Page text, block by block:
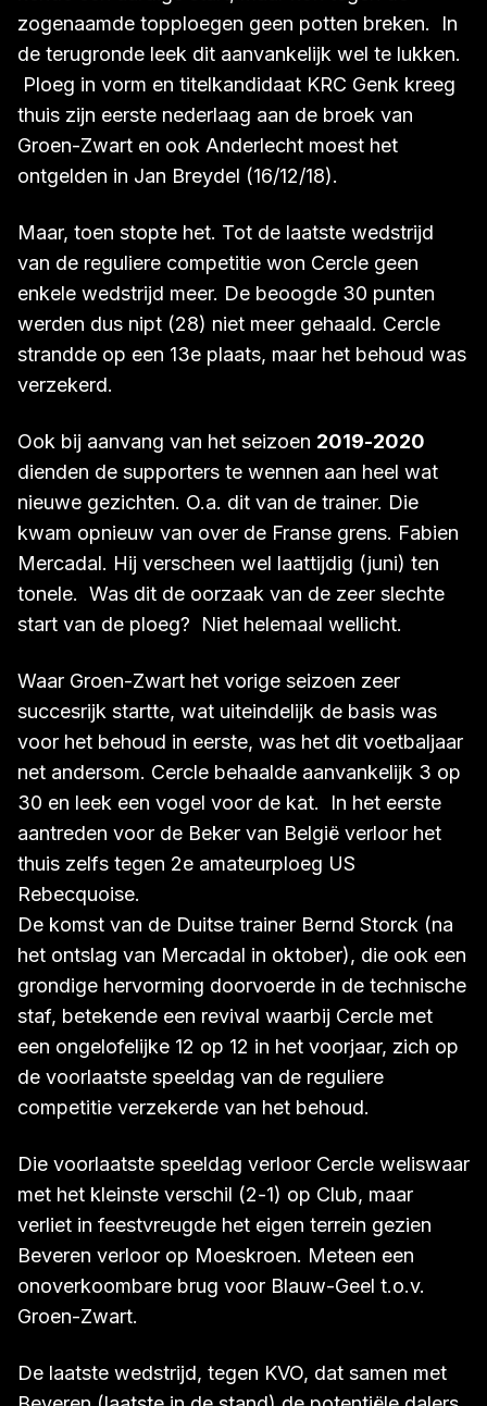
Ook nu weer was het even wennen voor de
supporters aan tal van nieuwe gezichten. Cercle
kende een aardige start, maar kon tegen de
zogenaamde topploegen geen potten breken. In
de terugronde leek dit aanvankelijk wel te lukken.
Ploeg in vorm en titelkandidaat KRC Genk kreeg
Groen-Zwart en ook Anderlecht moest het
ontgelden in Jan Breydel (16/12/18).
Maar, toen stopte het. Tot de laatste wedstrijd
van de reguliere competitie won Cercle geen
enkele wedstrijd meer. De beoogde 30 punten
strandde op een 13e plaats, maar het behoud was
verzekerd.
Ook bij aanvang van het seizoen
2019-2020
dienden de supporters te wennen aan heel wat
nieuwe gezichten. O.a. dit van de trainer. Die
kwam opnieuw van over de Franse grens. Fabien
tonele. Was dit de oorzaak van de zeer slechte
start van de ploeg? Niet helemaal wellicht.
Waar Groen-Zwart het vorige seizoen zeer
succesrijk startte, wat uiteindelijk de basis was
voor het behoud in eerste, was het dit voetbaljaar
net andersom. Cercle behaalde aanvankelijk 3 op
30 en leek een vogel voor de kat. In het eerste
aantreden voor de Beker van België verloor het
thuis zelfs tegen 2e amateurploeg US
Rebecquoise.
De komst van de Duitse trainer Bernd Storck (na
het ontslag van Mercadal in oktober), die ook een
grondige hervorming doorvoerde in de technische
staf, betekende een revival waarbij Cercle met
de voorlaatste speeldag van de reguliere
competitie verzekerde van het behoud.
Die voorlaatste speeldag verloor Cercle weliswaar
met het kleinste verschil (2-1) op Club, maar
verliet in feestvreugde het eigen terrein gezien
onoverkoombare brug voor Blauw-Geel t.o.v.
Groen-Zwart.